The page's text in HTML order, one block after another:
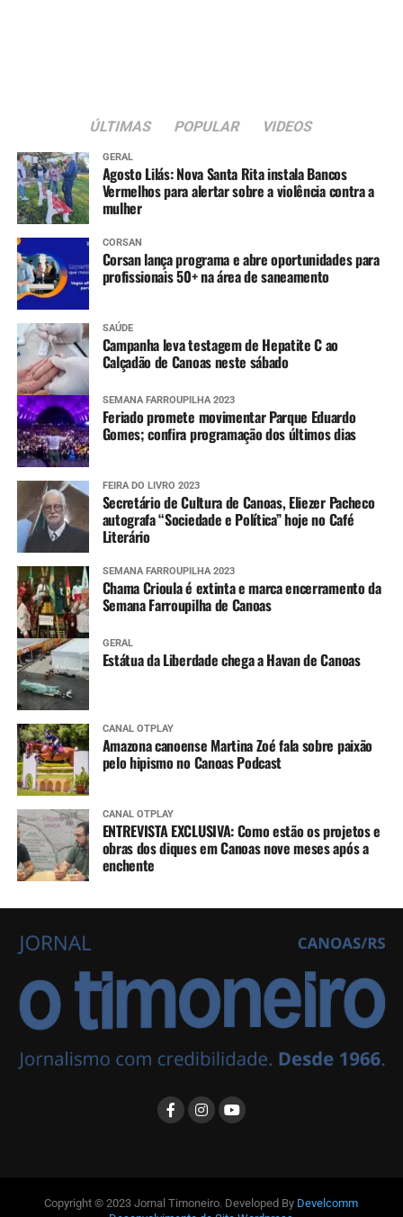
ÚLTIMAS POPULAR VIDEOS
GERAL
Agosto Lilás: Nova Santa Rita instala Bancos
Vermelhos para alertar sobre a violência contra a
mulher
CORSAN
Corsan lança programa e abre oportunidades para
profissionais 50+ na área de saneamento
SAÚDE
Campanha leva testagem de Hepatite C ao
Calçadão de Canoas neste sábado
SEMANA FARROUPILHA 2023
Feriado promete movimentar Parque Eduardo
Gomes; confira programação dos últimos dias
FEIRA DO LIVRO 2023
Secretário de Cultura de Canoas, Eliezer Pacheco
autografa “Sociedade e Política” hoje no Café
Literário
SEMANA FARROUPILHA 2023
Chama Crioula é extinta e marca encerramento da
Semana Farroupilha de Canoas
GERAL
Estátua da Liberdade chega a Havan de Canoas
CANAL OTPLAY
Amazona canoense Martina Zoé fala sobre paixão
pelo hipismo no Canoas Podcast
CANAL OTPLAY
ENTREVISTA EXCLUSIVA: Como estão os projetos e
obras dos diques em Canoas nove meses após a
enchente
Copyright © 2023 Jornal Timoneiro. Developed By Develcomm